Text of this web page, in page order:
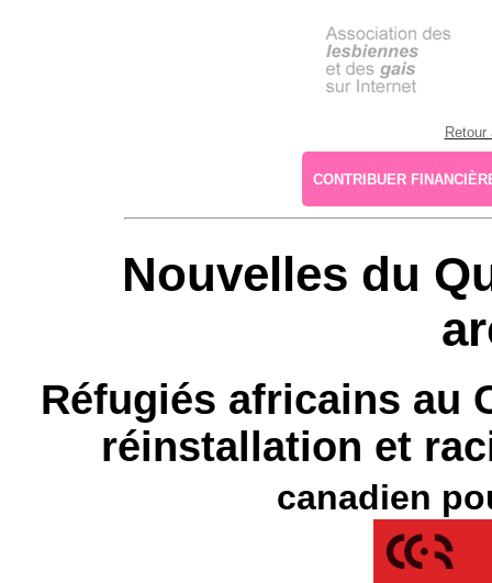
Retour
CONTRIBUER
Nouvelles du
Réfugiés africains au
réinstallation et
canadien